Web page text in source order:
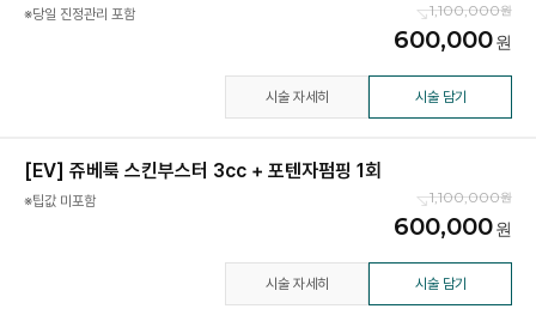
※당일 진정관리 포함 1,100,000
600,000
시술 자세히 시술 담기
[EV] 쥬베룩 스킨부스터 3cc + 포텐자펌핑 1회
※팁값 미포함 1,100,000
600,000
시술 자세히 시술 담기